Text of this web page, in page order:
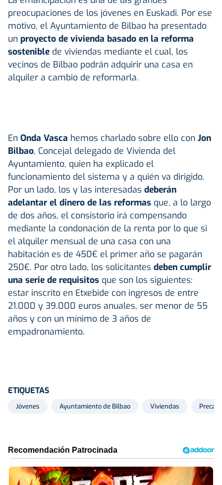
preocupaciones de los jóvenes en Euskadi. Por ese
motivo, el Ayuntamiento de Bilbao ha presentado
un proyecto de vivienda basado en la reforma
sostenible de viviendas mediante el cual, los
vecinos de Bilbao podrán adquirir una casa en
alquiler a cambio de reformarla.
En Onda Vasca hemos charlado sobre ello con Jon
Bilbao, Concejal delegado de Vivienda del
Ayuntamiento, quien ha explicado el
funcionamiento del sistema y a quién va dirigido.
Por un lado, los y las interesadas deberán
adelantar el dinero de las reformas que, a lo largo
de dos años, el consistorio irá compensando
mediante la condonación de la renta por lo que si
el alquiler mensual de una casa con una
habitación es de 450€ el primer año se pagarán
250€. Por otro lado, los solicitantes deben cumplir
una serie de requisitos que son los siguientes:
estar inscrito en Etxebide con ingresos de entre
21.000 y 39.000 euros anuales, ser menor de 55
años y con un mínimo de 3 años de
empadronamiento.
ETIQUETAS
Jóvenes Ayuntamiento de Bilbao Viviendas